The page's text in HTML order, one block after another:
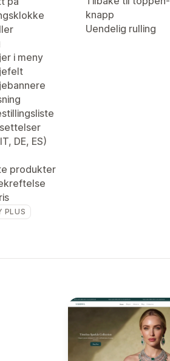
i meny
DE, ES)
produkter
PLUS
knapp
Uendelig rulling